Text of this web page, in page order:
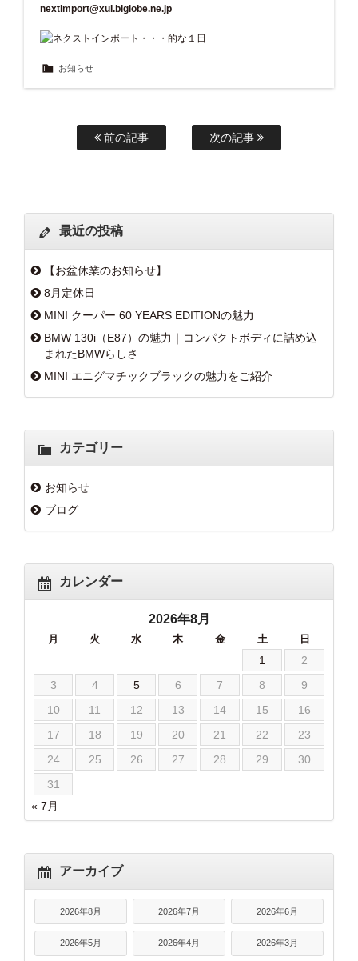
nextimport@xui.biglobe.ne.jp
お知らせ
前の記事 次の記事
最近の投稿
【お盆休業のお知らせ】
8月定休日
MINI クーパー 60 YEARS EDITIONの魅力
BMW 130i（E87）の魅力｜コンパクトボディに詰め込
まれたBMWらしさ
MINI エニグマチックブラックの魅力をご紹介
カテゴリー
お知らせ
ブログ
カレンダー
2026年8月
月 火 水 木 金 土 日
1
2
3
4 5 6 7 8
9
10
11 12 13 14 15
16
17
18 19 20 21 22
23
24
25 26 27 28 29
30
31
« 7月
アーカイブ
2026年8月 2026年7月 2026年6月
2026年5月 2026年4月 2026年3月